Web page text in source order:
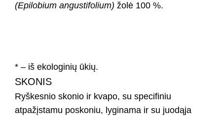
(Epilobium angustifolium) žolė 100 %.
* – iš ekologinių ūkių.
SKONIS
Ryškesnio skonio ir kvapo, su specifiniu
atpažįstamu poskoniu, lyginama ir su juodąja